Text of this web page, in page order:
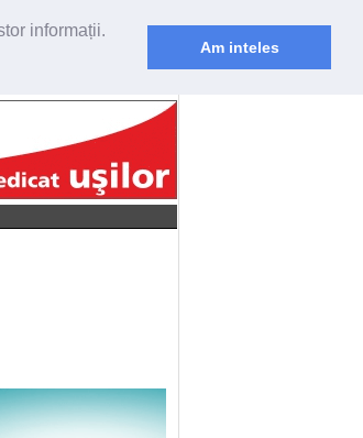
informații.
Am inteles